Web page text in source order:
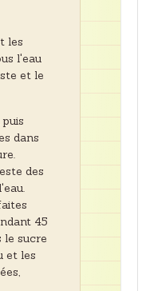
les
l'eau
et le
dans
des
45
le sucre
et les